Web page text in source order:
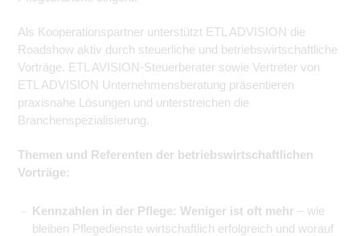
Als Kooperationspartner unterstützt ETL ADVISION die
Roadshow aktiv durch steuerliche und betriebswirtschaftliche
Vorträge. ETL AVISION-Steuerberater sowie Vertreter von
ETL ADVISION Unternehmensberatung präsentieren
praxisnahe Lösungen und unterstreichen die
Branchenspezialisierung.
Themen und Referenten der betriebswirtschaftlichen
Vorträge:
Kennzahlen in der Pflege: Weniger ist oft mehr – wie
bleiben Pflegedienste wirtschaftlich erfolgreich und worauf